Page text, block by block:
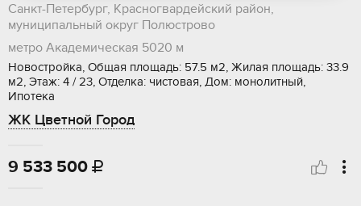
Санкт-Петербург, Красногвардейский район,
муниципальный округ Полюстрово
метро Академическая 5020 м
Новостройка, Общая площадь: 57.5 м2, Жилая площадь: 33.9
м2, Этаж: 4 / 23, Отделка: чистовая, Дом: монолитный,
Ипотека
ЖК Цветной Город
9 533 500 